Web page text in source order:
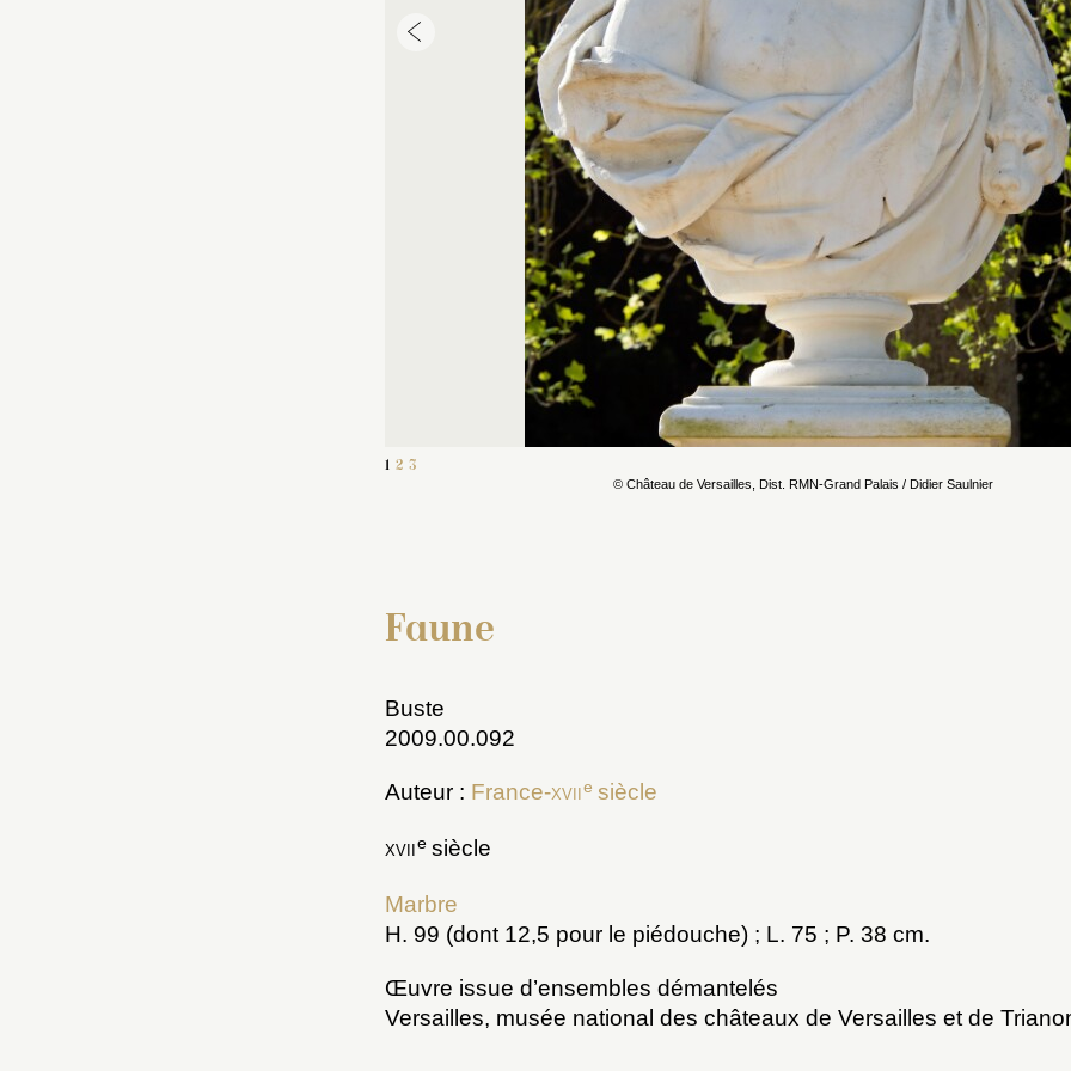
© Château de Versailles, Dist. RMN-Grand Palais / Didier Saulnier
1 2 3
Faune
Buste
2009.00.092
Auteur : France-xviie siècle
xviiesiècle
Marbre
H. 99 (dont 12,5 pour le piédouche) ; L. 75 ; P. 38 cm.
Œuvre issue d’ensembles démantelés
Versailles, musée national des châteaux de Versailles et de